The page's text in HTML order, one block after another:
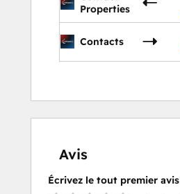
Properties
Contacts
Avis
Écrivez le tout premier avis